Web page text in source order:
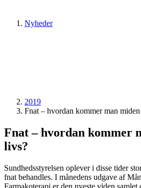
Nyheder
2019
Fnat – hvordan kommer man
Fnat – hvordan kommer
livs?
Sundhedsstyrelsen oplever i disse tider
fnat behandles. I månedens udgave af